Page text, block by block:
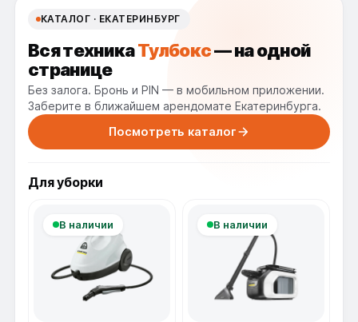
КАТАЛОГ · ЕКАТЕРИНБУРГ
Вся техникаТулбокс— на одной
странице
Без залога. Бронь и PIN — в мобильном приложении.
Заберите в ближайшем арендомате Екатеринбурга.
Посмотреть каталог
Для уборки
В наличии В наличии